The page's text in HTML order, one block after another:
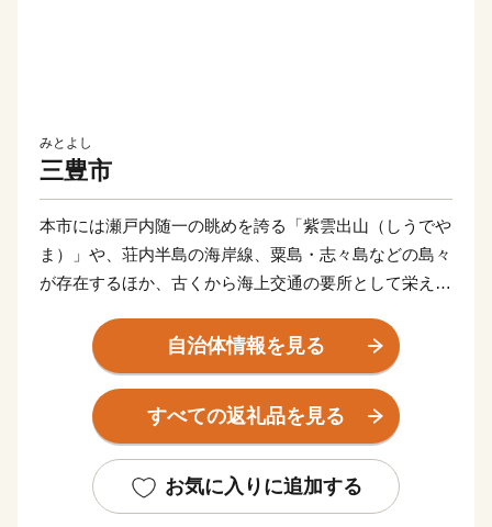
みとよし
三豊市
本市には瀬戸内随一の眺めを誇る「紫雲出山（しうでや
ま）」や、荘内半島の海岸線、粟島・志々島などの島々
が存在するほか、古くから海上交通の要所として栄え、
院があります。
また道の駅や温泉などの交流施設や海・里・山の幸を活
かしたマルシェも盛んに行われています。
近年ではSNSをきっかけに多くの人が訪れるようになっ
ら地元の皆さんの手によって守られてきました。
７つの町が合併し誕生した三豊市では様々な文化、歴史
自治体情報を見る
すべての返礼品を見る
お気に入りに追加する